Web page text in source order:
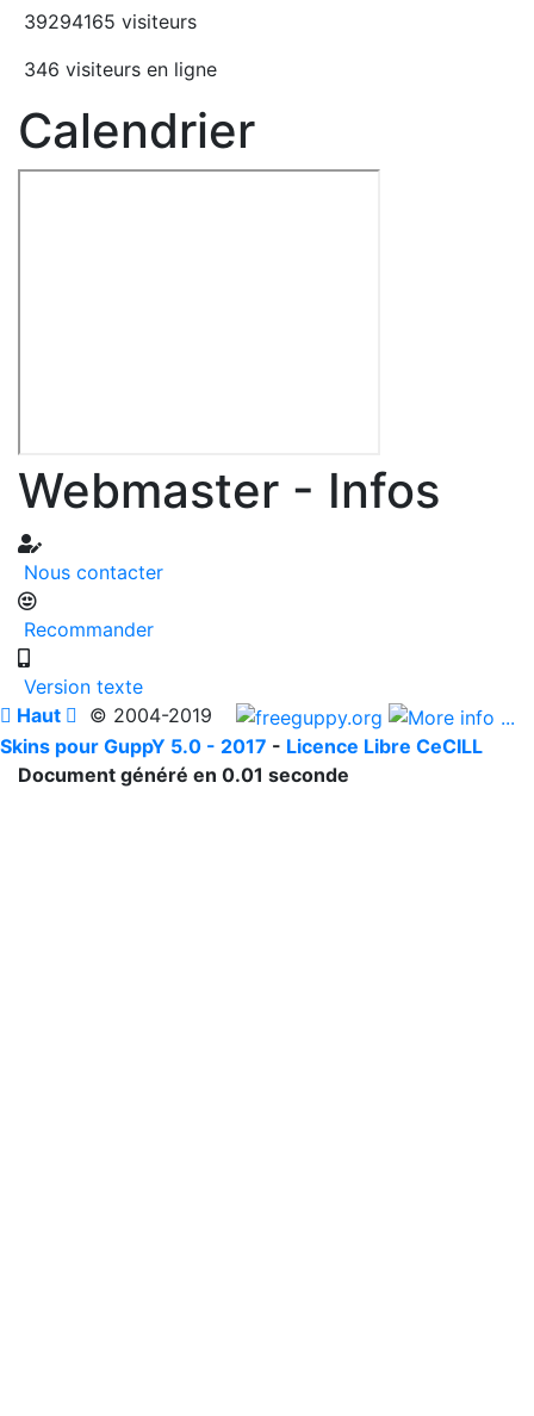
39294165 visiteurs
346 visiteurs en ligne
Calendrier
Webmaster - Infos
Nous contacter
Recommander
Version texte
 Haut  © 2004-2019
Skins pour GuppY 5.0 - 2017 - Licence Libre CeCILL
Document généré en 0.01 seconde